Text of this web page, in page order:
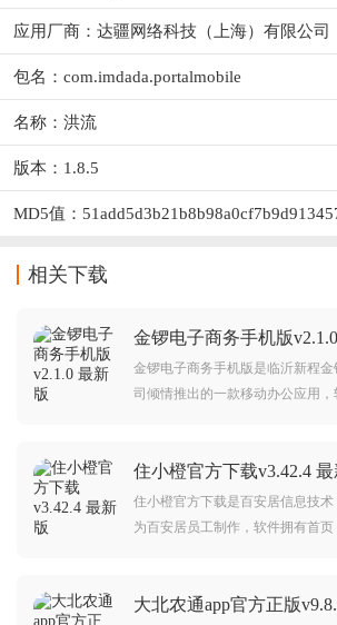
应用厂商： 达疆网络科技（上海）有限公司
包名：com.imdada.portalmobile
名称：洪流
版本：1.8.5
MD5值：
相关下载
金锣电子商务手机版
金锣电子商务手机版是临沂新程
司倾情推出的一款移动办公应用
的朋友欢迎前来下载使用。
住小橙官方下载v3.42.4 最
住小橙官方下载是百安居信息技
为百安居员工制作，软件拥有首
欢迎前来下载使用。
大北农通app官方正版